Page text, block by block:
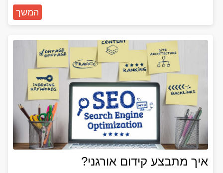
המשך
איך מתבצע קידום אורגני?